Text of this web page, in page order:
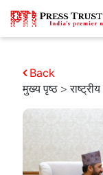
मुख्य पृष्ठ >राष्ट्रीय
Back